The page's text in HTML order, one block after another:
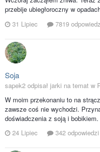
przebije ubiegłoroczny w
31 Lipiec
7819
Soja
sapek2 odpisał jarki na temat w
W moim przekonaniu to na
zawsze coś nie wychodzi.
doświadczenia z soją i bobikiem.
24 Lipiec
342 odpowiedzi